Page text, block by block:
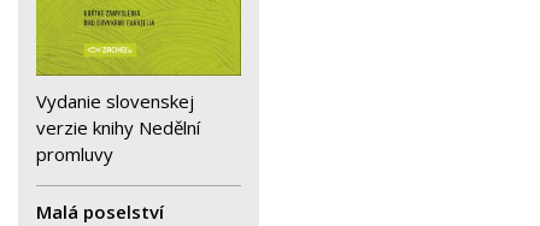
Vydanie slovenskej
verzie knihy Nedělní
promluvy
Malá poselství